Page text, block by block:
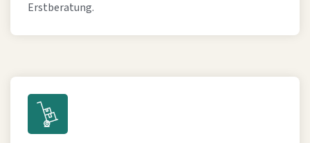
Erstberatung.